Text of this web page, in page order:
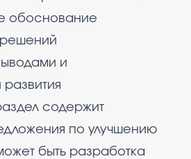
обоснование
и
содержит
по улучшению
быть разработка